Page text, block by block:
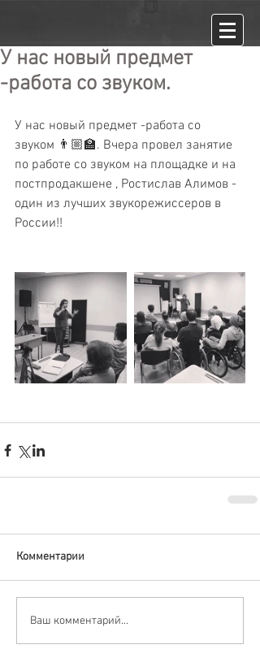
У нас новый предмет
-работа со звуком.
У нас новый предмет -работа со
звуком 👨🏼‍🏫. Вчера провел занятие
по работе со звуком на площадке и на
постпродакшене , Ростислав Алимов -
один из лучших звукорежиссеров в
России!!
Комментарии
Ваш комментарий...